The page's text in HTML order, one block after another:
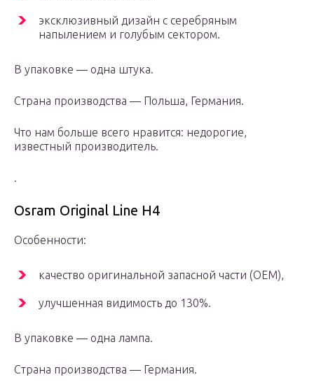
эксклюзивный дизайн с серебряным
напылением и голубым сектором.
В упаковке — одна штука.
Страна производства — Польша, Германия.
Что нам больше всего нравится: недорогие,
известный производитель.
.
Osram Original Line H4
Особенности:
качество оригинальной запасной части (OEM),
улучшенная видимость до 130%.
В упаковке — одна лампа.
Страна производства — Германия.